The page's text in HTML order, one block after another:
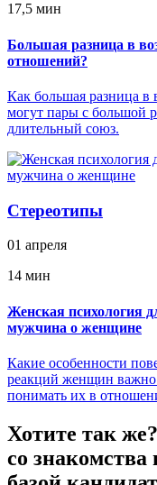
17,5 мин
Большая разница в
отношений?
Как большая разница в
могут пары с большой
длительный союз.
Стереотипы
01 апреля
14 мин
Женская психология
мужчина о женщине
Какие особенности
реакций женщин
понимать их в
Хотите так же?
со